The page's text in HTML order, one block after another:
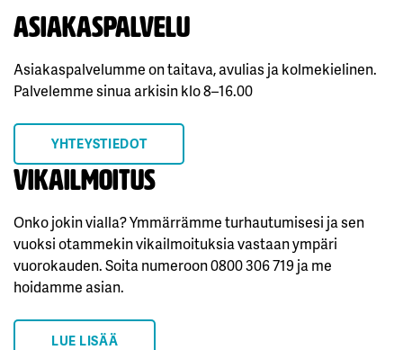
Asiakaspalvelu
Asiakaspalvelumme on taitava, avulias ja kolmekielinen.
Palvelemme sinua arkisin klo 8–16.00
YHTEYSTIEDOT
Vikailmoitus
Onko jokin vialla? Ymmärrämme turhautumisesi ja sen
vuoksi otammekin vikailmoituksia vastaan ympäri
vuorokauden. Soita numeroon 0800 306 719 ja me
hoidamme asian.
LUE LISÄÄ